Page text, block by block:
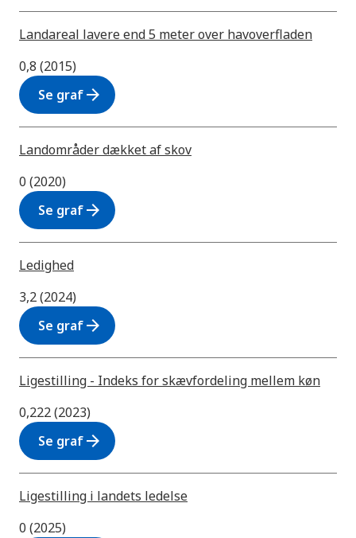
Landareal lavere end 5 meter over havoverfladen
0,8 (2015)
Se grafarrow_forward
Landområder dækket af skov
0 (2020)
Se grafarrow_forward
Ledighed
3,2 (2024)
Se grafarrow_forward
Ligestilling - Indeks for skævfordeling mellem køn
0,222 (2023)
Se grafarrow_forward
Ligestilling i landets ledelse
0 (2025)